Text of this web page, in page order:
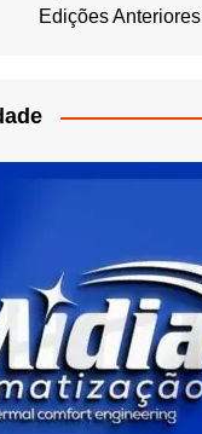
Edições Anteriores